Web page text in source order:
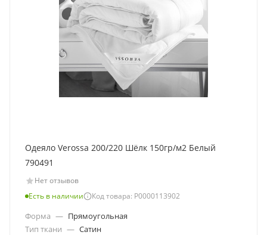
Одеяло Verossa 200/220 Шёлк 150гр/м2 Белый
790491
Нет отзывов
Есть в наличии
Код товара: Р0000113902
Форма — Прямоугольная
Тип ткани — Сатин